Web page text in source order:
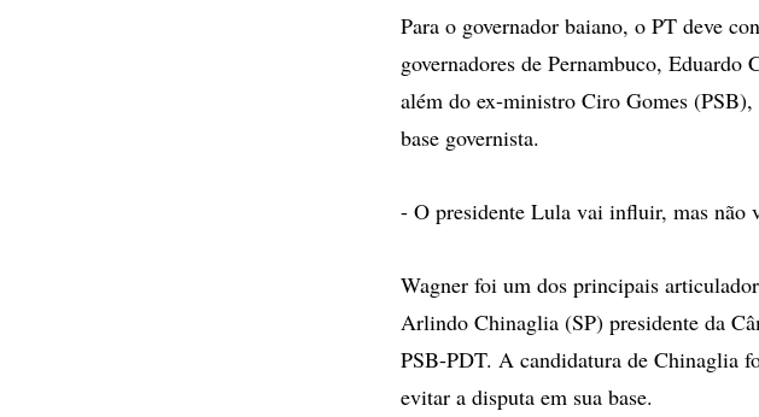
Para o governador baiano, o PT deve
governadores de Pernambuco,
além do ex-ministro Ciro Gomes
base governista.
- O presidente Lula vai influir, mas não
Wagner foi um dos principais
Arlindo Chinaglia (SP) presidente da
PSB-PDT. A candidatura de Chinaglia
evitar a disputa em sua base.